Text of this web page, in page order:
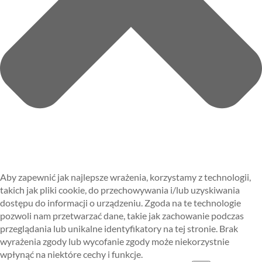
Aby zapewnić jak najlepsze wrażenia, korzystamy z technologii,
takich jak pliki cookie, do przechowywania i/lub uzyskiwania
dostępu do informacji o urządzeniu. Zgoda na te technologie
pozwoli nam przetwarzać dane, takie jak zachowanie podczas
przeglądania lub unikalne identyfikatory na tej stronie. Brak
wyrażenia zgody lub wycofanie zgody może niekorzystnie
wpłynąć na niektóre cechy i funkcje.